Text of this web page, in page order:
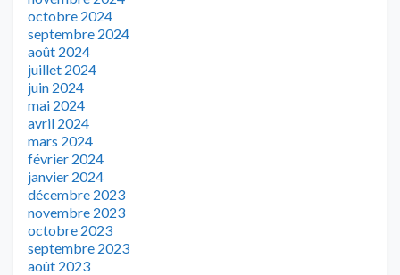
octobre 2024
septembre 2024
août 2024
juillet 2024
juin 2024
mai 2024
avril 2024
mars 2024
février 2024
janvier 2024
décembre 2023
novembre 2023
octobre 2023
septembre 2023
août 2023